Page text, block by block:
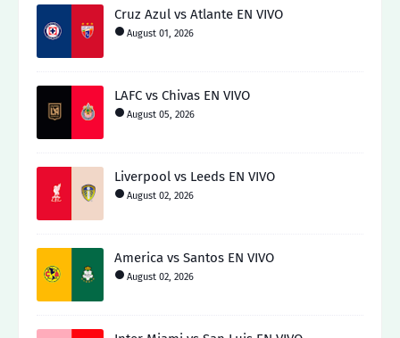
Cruz Azul vs Atlante EN VIVO
August 01, 2026
LAFC vs Chivas EN VIVO
August 05, 2026
Liverpool vs Leeds EN VIVO
August 02, 2026
America vs Santos EN VIVO
August 02, 2026